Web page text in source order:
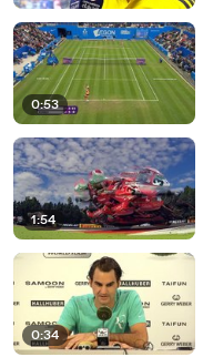
0:53
1:54
0:34